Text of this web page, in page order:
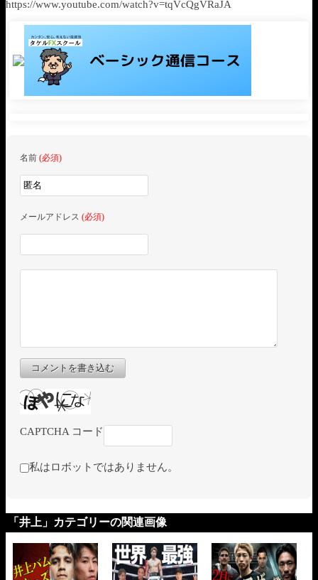
https://www.youtube.com/watch?v=tqVcQgVRaJA
名前 (必須)
メールアドレス (必須)
コメントを書き込む
CAPTCHA コード
私はロボットではありません。
「井上」カテゴリーの関連画像